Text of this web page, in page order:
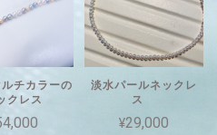
チカラーの
クレス
淡水パールネックレ
ス
¥29,000